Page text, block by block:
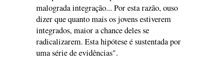
malograda integração... Por esta razão, ouso
dizer que quanto mais os jovens estiverem
integrados, maior a chance deles se
radicalizarem. Esta hipótese é sustentada por
uma série de evidências".